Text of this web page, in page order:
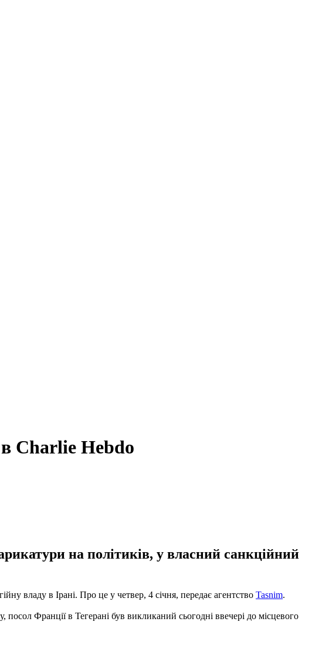
Charlie Hebdo
на політиків, у власний санкційний
владу в Ірані. Про це у четвер, 4 січня, передає агентство Tasnim.
посол Франції в Тегерані був викликаний сьогодні ввечері до місцевого